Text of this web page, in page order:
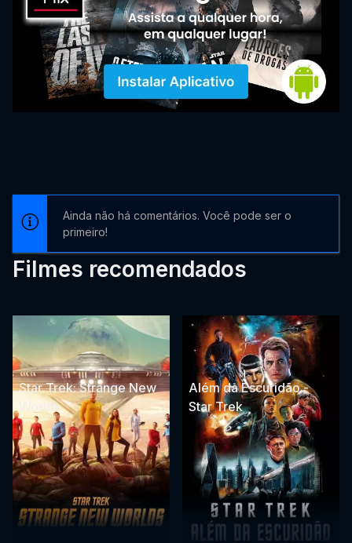
Ainda não há comentários. Você pode ser o
primeiro!
Filmes recomendados
Star Trek: Strange New
Worlds
Além da Escuridão -
Star Trek